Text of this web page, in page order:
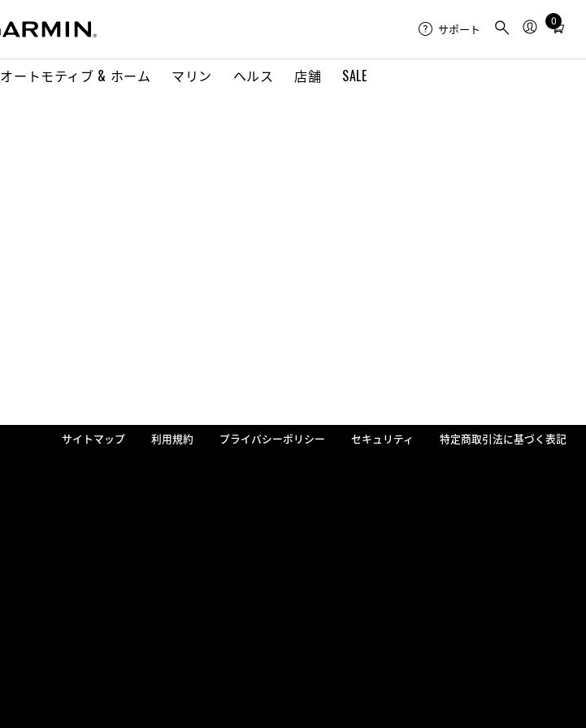
オートモティブ & ホーム マリン ヘルス 店舗 SALE
サポート
0
Total
in
サイトマップ 利用規約 プライバシーポリシー セキュリティ
特定商取引法に基づく表記